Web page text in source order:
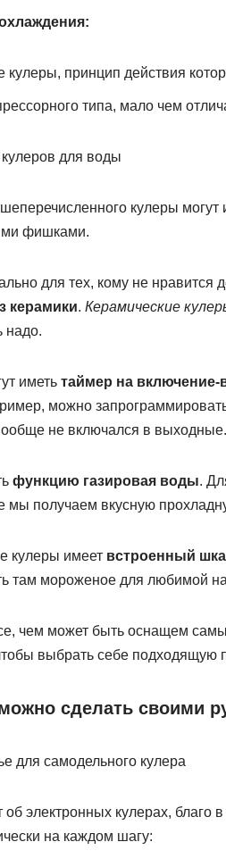
кулеры, принцип действия
типа, мало чем
кулеры
фишками.
для тех, кому не
керамики. Керамические
надо.
иметь таймер на
можно
не включался в выходные.
функцию газировая воды.
мы получаем вкусную
кулеры имеет встроенный
там мороженое для любимой
чем может быть оснащем
выбрать себе
сделать своими
об электронных кулерах,
на каждом шагу: